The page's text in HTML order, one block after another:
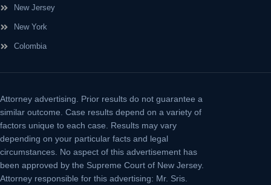
New Jersey
New York
Colombia
Attorney advertising. Prior results do not guarantee a
similar outcome. Case results depend on a variety of
factors unique to each case. Results may vary
depending on your particular facts and legal
circumstances. No aspect of this advertisement has
been approved by the Supreme Court of New Jersey.
Attorney responsible for this advertising: Mr. Sris.